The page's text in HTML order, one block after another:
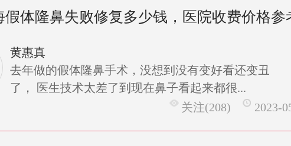
假体隆鼻失败修复多少钱，医院收费价格参
黄惠真
去年做的假体隆鼻手术，没想到没有变好看还变丑
了， 医生技术太差了到现在鼻子看起来都很...
关注(208)
2023-